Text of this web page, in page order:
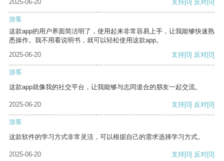
2025-06-20 支持 [0] 反对 [0]
游客
这款app的用户界面简洁明了，使用起来非常容易上手，让我能够快速熟
悉操作。我不用看说明书，就可以轻松使用这款app。
2025-06-20
支持[0] 反对[0]
游客
这款app就像我的社交平台，让我能够与志同道合的朋友一起交流。
2025-06-20 支持[0] 反对[0]
游客
这款软件的学习方式非常灵活，可以根据自己的需求选择学习方式。
2025-06-20 支持[0] 反对[0]